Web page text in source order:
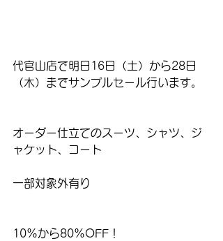
‪代官山店で明日16日（土）から28日
（木）までサンプルセール行います。‬
‪オーダー仕立てのスーツ、シャツ、ジ
ャケット、コート‬
一部対象外有り
‪10%から80%OFF！‬